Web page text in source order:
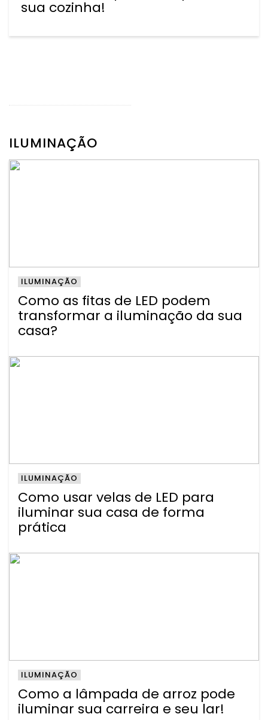
sua cozinha!
ILUMINAÇÃO
Como as fitas de LED podem
transformar a iluminação da sua
casa?
ILUMINAÇÃO
Como usar velas de LED para
iluminar sua casa de forma
prática
ILUMINAÇÃO
Como a lâmpada de arroz pode
iluminar sua carreira e seu lar!
ILUMINAÇÃO